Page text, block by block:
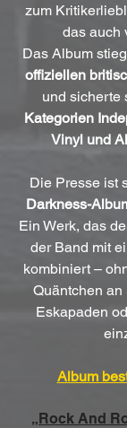
zum
das auch
Das Album
offiziellen
und sicherte
Kategorien
Vinyl und
Die Presse ist
Darkness-
Ein Werk, das
der Band mit
kombiniert –
Quäntchen an
Eskapaden
Album
„Rock And